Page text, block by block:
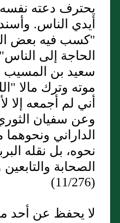
يحترف دعته
أيدي الناس.
"كسب فيه بعض
الحاجة إلى
سعيد بن المسيب
موته وترك مالا
أني لم أجمعه إلا
وعن سفيان
الداراني
نحوه، بل نقله
الصحابة والتابعين
(11/276)
لا يحفظ عن أحد